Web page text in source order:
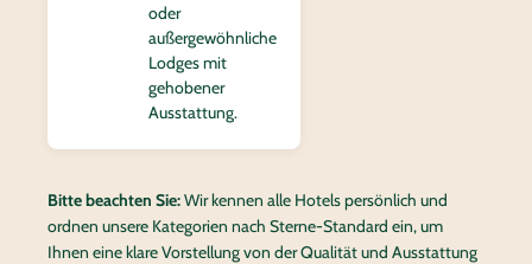
oder
außergewöhnliche
Lodges mit
gehobener
Ausstattung.
Bitte beachten Sie:Wir kennen alle Hotels persönlich und
ordnen unsere Kategorien nach Sterne-Standard ein, um
Ihnen eine klare Vorstellung von der Qualität und Ausstattung